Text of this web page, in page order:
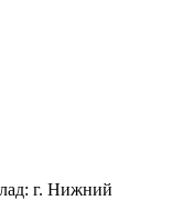
г. Нижний